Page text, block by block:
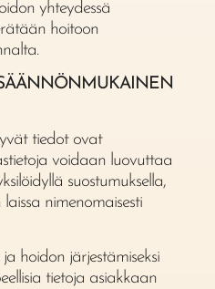
yhteydessä
hoitoon
tiedot ovat
voidaan luovuttaa
suostumuksella,
nimenomaisesti
hoidon järjestämiseksi
tietoja asiakkaan